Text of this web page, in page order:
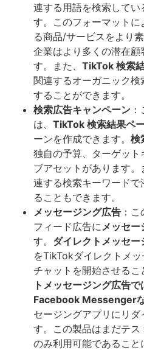
連する用語を検索してい
す。このフォーマット
る商品/サービスをより
企業はより多くの潜在顧
す。また、 TikTok 検索
関連するオーガニック
することができます。
検索広告キャンペーン
は、 TikTok 検索結果ペ
ーンを作成できます。 検
独自の予算、ターゲット
ブアセットがあります
連する検索キーワード
ることもできます。
メッセージング広告 ：
フィード広告に メッセー
す。 ダイレクトメッセー
をTikTokダイレクトメッ
チャットを開始させるこ
トメッセージング広告で
Facebook Messenger
セージングアプリにリダ
す。この製品はまだテ
のみ利用可能であること